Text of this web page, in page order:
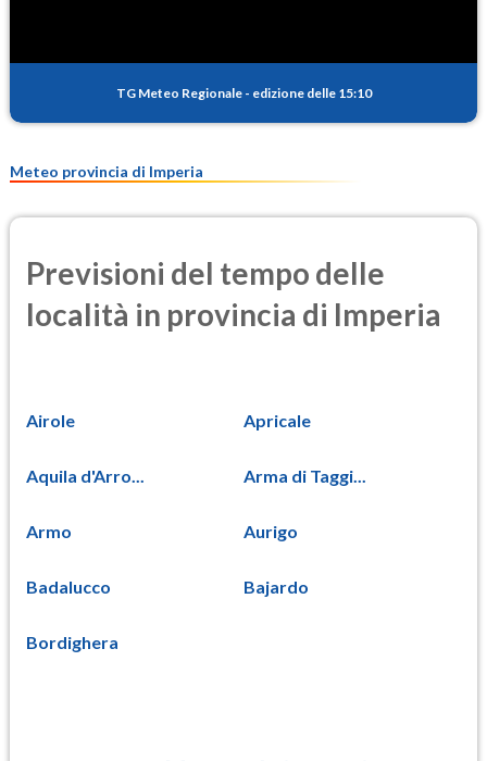
TG Meteo Regionale - edizione delle 15:10
Meteo provincia di Imperia
Previsioni del tempo delle
località in provincia di Imperia
Airole Apricale
Aquila d'Arro... Arma di Taggi...
Armo Aurigo
Badalucco Bajardo
Bordighera